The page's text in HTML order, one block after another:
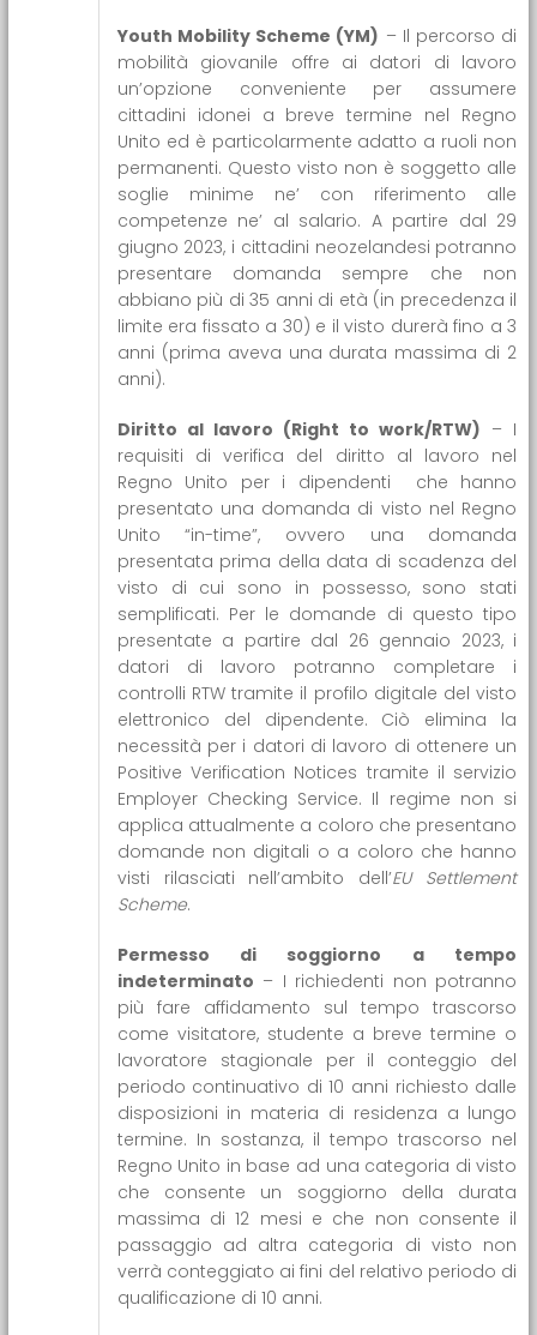
Youth Mobility Scheme (YM) – Il percorso di
mobilità giovanile offre ai datori di lavoro
un’opzione conveniente per assumere
cittadini idonei a breve termine nel Regno
Unito ed è particolarmente adatto a ruoli non
permanenti. Questo visto non è soggetto alle
soglie minime ne’ con riferimento alle
competenze ne’ al salario. A partire dal 29
giugno 2023, i cittadini neozelandesi potranno
presentare domanda sempre che non
abbiano più di 35 anni di età (in precedenza il
limite era fissato a 30) e il visto durerà fino a 3
anni (prima aveva una durata massima di 2
anni).
Diritto al lavoro (Right to work/RTW) – I
requisiti di verifica del diritto al lavoro nel
Regno Unito per i dipendenti che hanno
presentato una domanda di visto nel Regno
Unito “in-time”, ovvero una domanda
presentata prima della data di scadenza del
visto di cui sono in possesso, sono stati
semplificati. Per le domande di questo tipo
presentate a partire dal 26 gennaio 2023, i
datori di lavoro potranno completare i
controlli RTW tramite il profilo digitale del visto
elettronico del dipendente. Ciò elimina la
necessità per i datori di lavoro di ottenere un
Positive Verification Notices tramite il servizio
Employer Checking Service. Il regime non si
applica attualmente a coloro che presentano
domande non digitali o a coloro che hanno
visti rilasciati nell’ambito dell’EU Settlement
Scheme.
Permesso di soggiorno a tempo
indeterminato – I richiedenti non potranno
più fare affidamento sul tempo trascorso
come visitatore, studente a breve termine o
lavoratore stagionale per il conteggio del
periodo continuativo di 10 anni richiesto dalle
disposizioni in materia di residenza a lungo
termine. In sostanza, il tempo trascorso nel
Regno Unito in base ad una categoria di visto
che consente un soggiorno della durata
massima di 12 mesi e che non consente il
passaggio ad altra categoria di visto non
verrà conteggiato ai fini del relativo periodo di
qualificazione di 10 anni.